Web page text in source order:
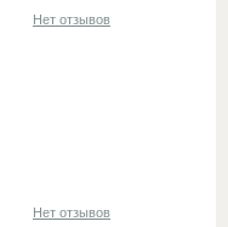
Нет отзывов
Нет отзывов